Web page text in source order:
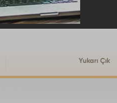
Yukarı Çık